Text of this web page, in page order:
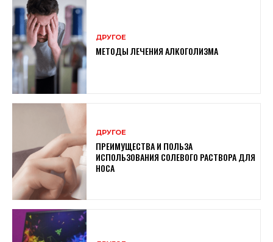
ДРУГОЕ
МЕТОДЫ ЛЕЧЕНИЯ АЛКОГОЛИЗМА
ДРУГОЕ
ПРЕИМУЩЕСТВА И ПОЛЬЗА
ИСПОЛЬЗОВАНИЯ СОЛЕВОГО РАСТВОРА ДЛЯ
НОСА